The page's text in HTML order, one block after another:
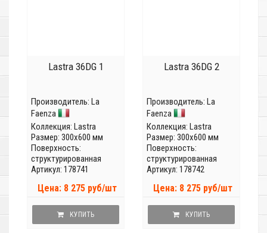
Lastra 36DG 1
Производитель: La
Faenza
Коллекция: Lastra
Размер: 300x600 мм
Поверхность:
структурированная
Артикул: 178741
Цена: 8 275 руб/шт
КУПИТЬ
Lastra 36DG 2
Производитель: La
Faenza
Коллекция: Lastra
Размер: 300x600 мм
Поверхность:
структурированная
Артикул: 178742
Цена: 8 275 руб/шт
КУПИТЬ